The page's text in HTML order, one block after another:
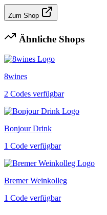
Zum Shop
Ähnliche Shops
8wines
2 Codes verfügbar
Bonjour Drink
1 Code verfügbar
Bremer Weinkolleg
1 Code verfügbar